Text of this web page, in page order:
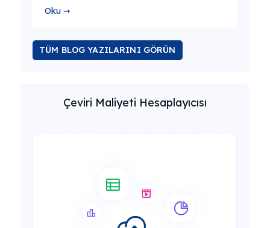
Oku ➞
TÜM BLOG YAZILARINI GÖRÜN
Çeviri Maliyeti Hesaplayıcısı